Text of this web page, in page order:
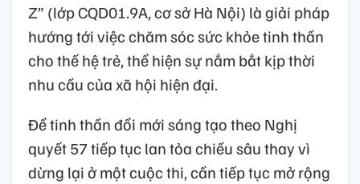
Z” (lớp CQD01.9A, cơ sở Hà Nội) là giải pháp
hướng tới việc chăm sóc sức khỏe tinh thần
cho thế hệ trẻ, thể hiện sự nắm bắt kịp thời
nhu cầu của xã hội hiện đại.
Để tinh thần đổi mới sáng tạo theo Nghị
quyết 57 tiếp tục lan tỏa chiều sâu thay vì
dừng lại ở một cuộc thi,cần tiếp tục mở rộng